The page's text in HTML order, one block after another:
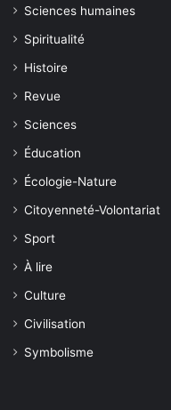
Sciences humaines
Spiritualité
Histoire
Revue
Sciences
Éducation
Écologie-Nature
Citoyenneté-Volontariat
Sport
À lire
Culture
Civilisation
Symbolisme